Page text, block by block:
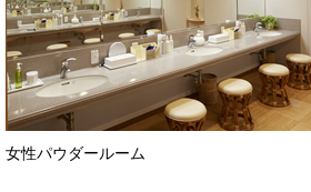
女性パウダールーム